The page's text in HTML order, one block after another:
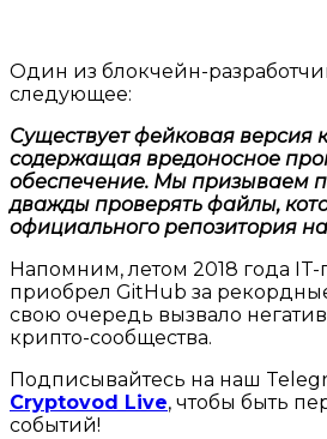
Один из блокчейн-
следующее:
Существует фейковая версия
содержащая вредоносное
обеспечение. Мы призываем
дважды проверять файлы,
официального репозитория
Напомним, летом 2018 года IT-
приобрел GitHub за
свою очередь вызвало
крипто-сообщества.
Подписывайтесь на наш
Cryptovod Live, чтобы быть
событий!